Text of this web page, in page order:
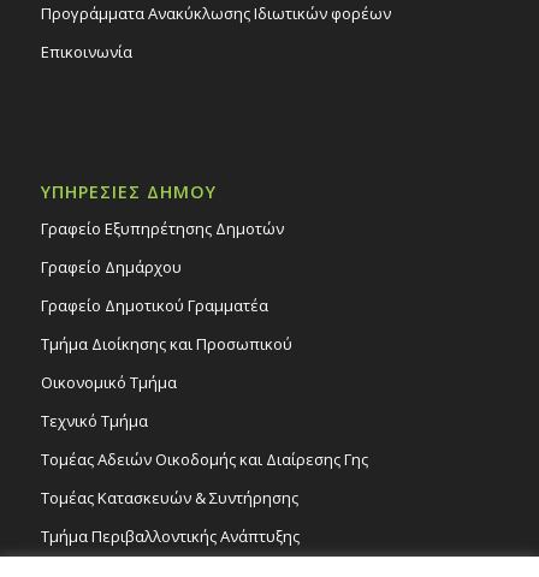
Προγράμματα Ανακύκλωσης Ιδιωτικών φορέων
Επικοινωνία
ΥΠΗΡΕΣΙΕΣ ΔΗΜΟΥ
Γραφείο Εξυπηρέτησης Δημοτών
Γραφείο Δημάρχου
Γραφείο Δημοτικού Γραμματέα
Τμήμα Διοίκησης και Προσωπικού
Οικονομικό Τμήμα
Τεχνικό Τμήμα
Τομέας Αδειών Οικοδομής και Διαίρεσης Γης
Τομέας Κατασκευών & Συντήρησης
Τμήμα Περιβαλλοντικής Ανάπτυξης